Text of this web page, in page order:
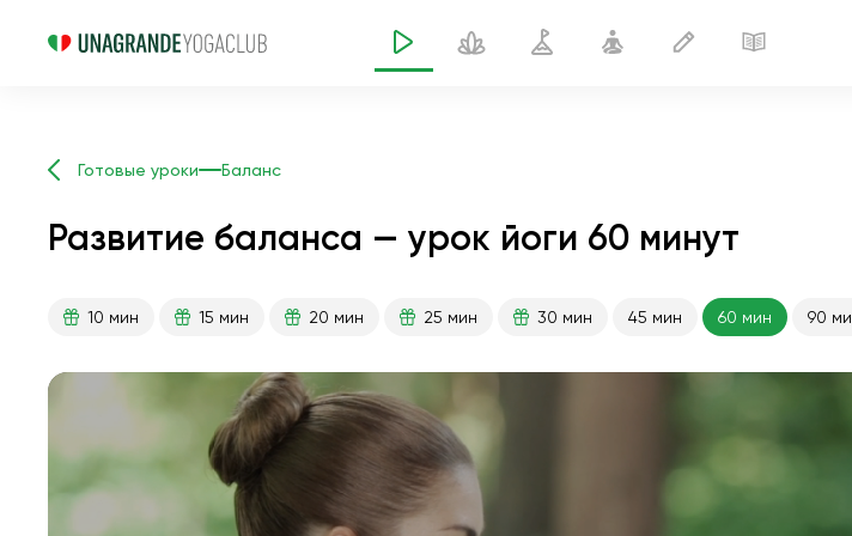
Готовые уроки Баланс
Развитие баланса — урок йоги 60 минут
10 мин 15 мин 20 мин 25 мин 30 мин 45 мин 60 мин 90